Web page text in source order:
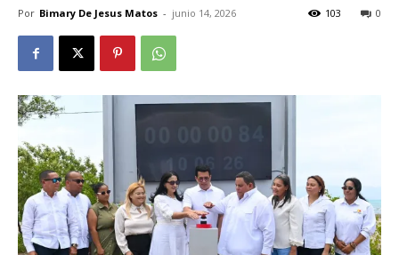
Por Bimary De Jesus Matos - junio 14, 2026 0
103